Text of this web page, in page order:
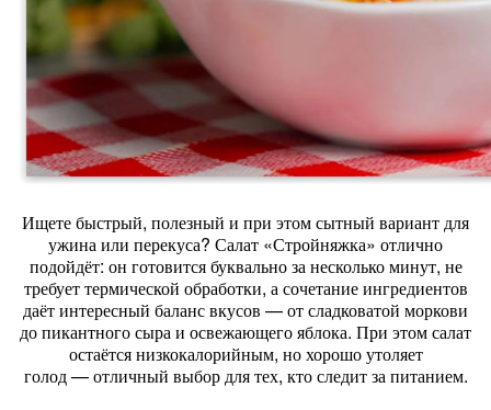
Ищетебыстрый, полезный и при этомсытный вариантдля
ужинаили перекуса? Салат «Стройняжка» отлично
подойдёт: он готовитсябуквальнозанесколькоминут, не
требуеттермической обработки, асочетаниеингредиентов
даётинтересный балансвкусов — отсладковатой моркови
допикантногосыраи освежающегояблока. При этомсалат
остаётсянизкокалорийным, нохорошоутоляет
голод— отличный выбордлятех, ктоследитзапитанием.